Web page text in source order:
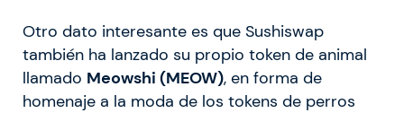
Otro dato interesante es que Sushiswap
también ha lanzado su propio token de animal
llamado Meowshi (MEOW), en forma de
homenaje a la moda de los tokens de perros